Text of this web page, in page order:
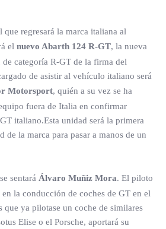
regresará la marca italiana al
el nuevo Abarth 124 R-GT, la nueva
categoría R-GT de la firma del
de asistir al vehículo italiano será
Motorsport, quién a su vez se ha
fuera de Italia en confirmar
italiano.Esta unidad será la primera
de la marca para pasar a manos de un
sentará Álvaro Muñiz Mora. El piloto
la conducción de coches de GT en el
que ya pilotase un coche de similares
Elise o el Porsche, aportará su